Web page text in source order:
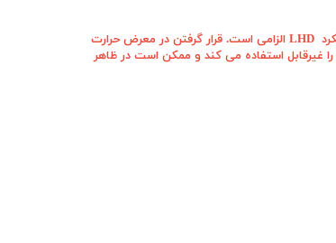
"نگهداری و جابجایی مناسب برای اطمینان از عملکرد LHD الزامی است. قرار گرفتن در معرض حرارت
غیرقابل استفاده می کند و ممکن است در ظاهر